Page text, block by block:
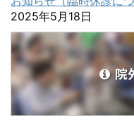
2025年5月18日
院